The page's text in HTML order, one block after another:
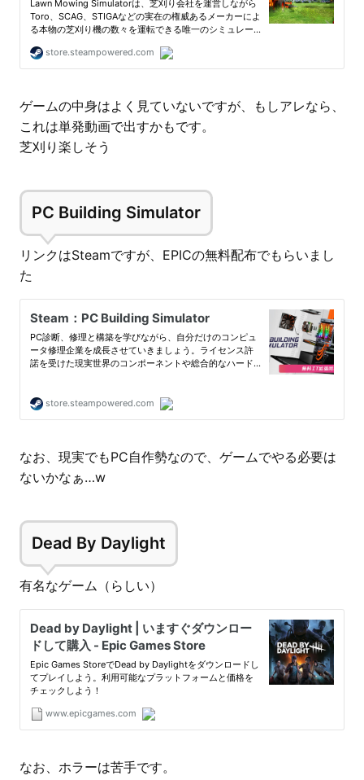
ゲームの中身はよく見ていないですが、もしアレなら、
これは単発動画で出すかもです。
芝刈り楽しそう
PC Building Simulator
リンクはSteamですが、EPICの無料配布でもらいまし
た
なお、現実でもPC自作勢なので、ゲームでやる必要は
ないかなぁ…w
Dead By Daylight
有名なゲーム（らしい）
なお、ホラーは苦手です。